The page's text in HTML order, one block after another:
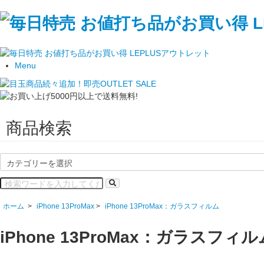
Menu
商品検索
ホーム > iPhone 13ProMax > iPhone 13ProMax：ガラスフィルム
iPhone 13ProMax：ガラスフィル